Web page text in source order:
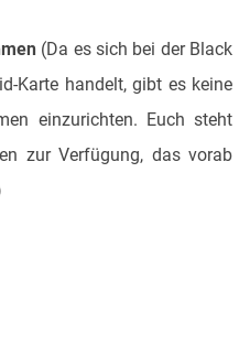
(Da es sich bei der Black
Karte handelt, gibt es keine
einzurichten. Euch steht
zur Verfügung, das vorab